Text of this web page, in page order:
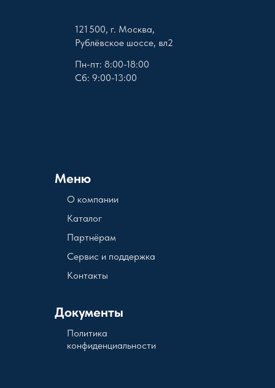
Меню
121 500, г. Москва,
Рублёвское шоссе, вл2
О компании
Документы
Пн-пт: 8:00-18:00
Сб: 9:00-13:00
Каталог
Политика
конфиденциальности
Партнёрам
Сервис и поддержка
Контакты